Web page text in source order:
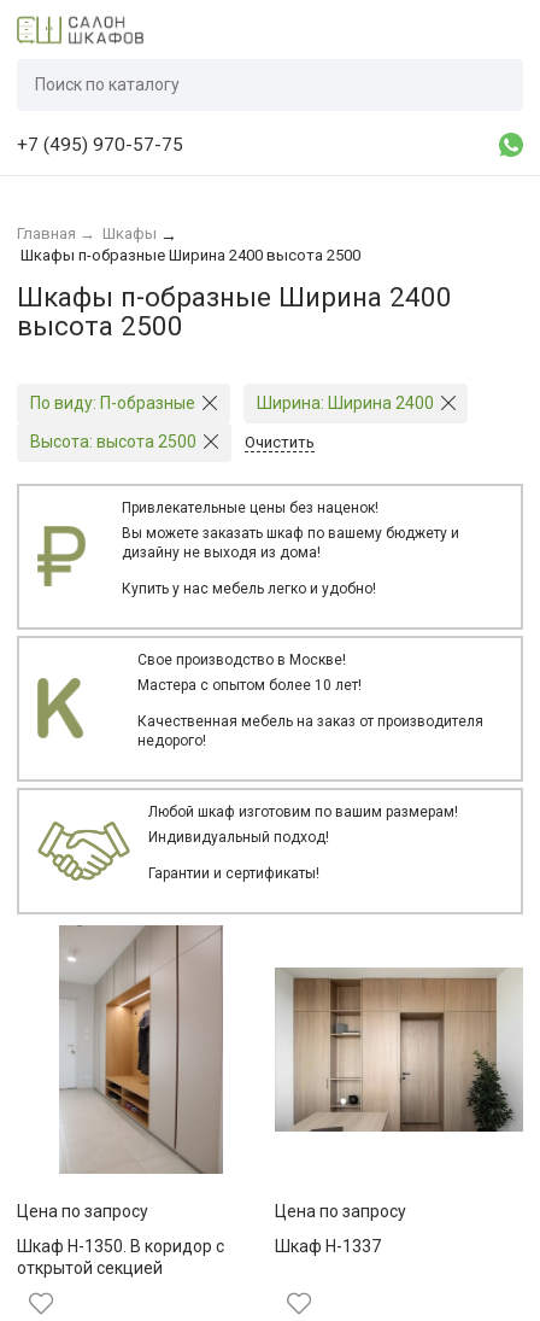
+7 (495) 970-57-75
Главная → Шкафы →
Шкафы п-образные Ширина 2400 высота 2500
Шкафы п-образные Ширина 2400
высота 2500
По виду: П-образные Ширина: Ширина 2400
Высота: высота 2500 Очистить
Привлекательные цены без наценок!
Вы можете заказать шкаф по вашему бюджету и
дизайну не выходя из дома!
Купить у нас мебель легко и удобно!
Свое производство в Москве!
Мастера с опытом более 10 лет!
Качественная мебель на заказ от производителя
недорого!
Любой шкаф изготовим по вашим размерам!
Индивидуальный подход!
Гарантии и сертификаты!
Цена по запросу
Шкаф Н-1350. В коридор с
открытой секцией
Цена по запросу
Шкаф Н-1337